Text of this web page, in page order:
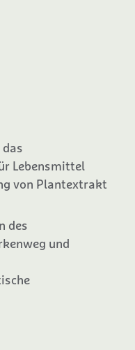
das
Lebensmittel
von Plantextrakt
des
und